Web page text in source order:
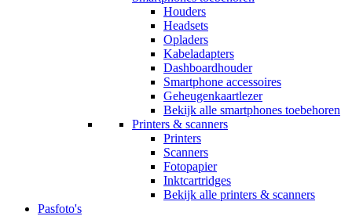
Houders
Headsets
Opladers
Kabeladapters
Dashboardhouder
Smartphone accessoires
Geheugenkaartlezer
Bekijk alle smartphones toebehoren
Printers & scanners
Printers
Scanners
Fotopapier
Inktcartridges
Bekijk alle printers & scanners
Pasfoto's